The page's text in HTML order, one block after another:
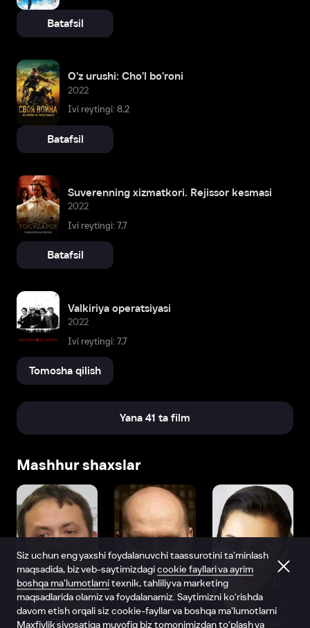
Batafsil
O'z urushi: Cho'l bo'roni
2022
Ivi reytingi: 8,2
Batafsil
Suverenning xizmatkori. Rejissor kesmasi
2022
Ivi reytingi: 7,7
Batafsil
Valkiriya operatsiyasi
2022
Ivi reytingi: 7,7
Tomosha qilish
Yana 41 ta film
Mashhur shaxslar
Vitaliy Shlyappo Sergey Burunov Tina Kandelaki
Siz uchun eng yaxshi foydalanuvchi taassurotini ta’minlash
maqsadida, biz veb-saytimizdagicookie fayllari va ayrim
boshqa ma’lumotlarnitexnik, tahliliy va marketing
maqsadlarida olamiz va foydalanamiz. Saytimizni ko‘rishda
davom etish orqali siz cookie-fayllar va boshqa ma’lumotlarni
Maxfiylik siyosatiga muvofiq biz tomonimizdan to‘plash va